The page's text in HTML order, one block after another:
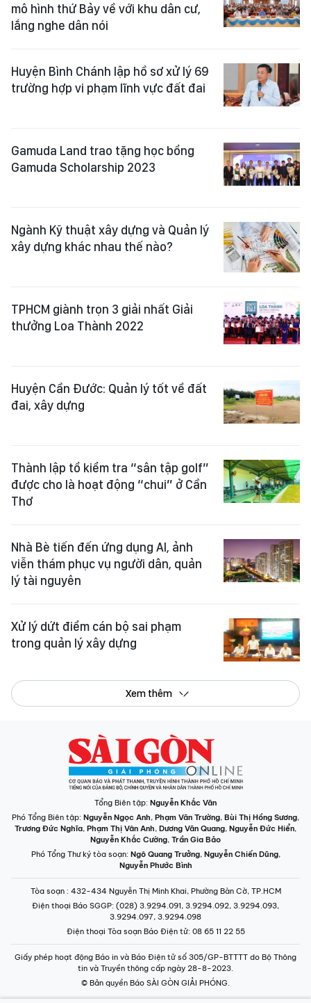
mô hình thứ Bảy về với khu dân cư,
lắng nghe dân nói
Huyện Bình Chánh lập hồ sơ xử lý 69
trường hợp vi phạm lĩnh vực đất đai
Gamuda Land trao tặng học bổng
Gamuda Scholarship 2023
Ngành Kỹ thuật xây dựng và Quản lý
xây dựng khác nhau thế nào?
TPHCM giành trọn 3 giải nhất Giải
thưởng Loa Thành 2022
Huyện Cần Đước: Quản lý tốt về đất
đai, xây dựng
Thành lập tổ kiểm tra “sân tập golf”
được cho là hoạt động “chui” ở Cần
Thơ
Nhà Bè tiến đến ứng dụng AI, ảnh
viễn thám phục vụ người dân, quản
lý tài nguyên
Xử lý dứt điểm cán bộ sai phạm
trong quản lý xây dựng
Xem thêm
Tổng Biên tập: Nguyễn Khắc Văn
Phó Tổng Biên tập: Nguyễn Ngọc Anh, Phạm Văn Trường, Bùi Thị Hồng Sương,
Trương Đức Nghĩa, Phạm Thị Vân Anh, Dương Văn Quang, Nguyễn Đức Hiển,
Nguyễn Khắc Cường, Trần Gia Bảo
Phó Tổng Thư ký tòa soạn: Ngô Quang Trưởng, Nguyễn Chiến Dũng,
Nguyễn Phước Bình
Tòa soạn : 432-434 Nguyễn Thị Minh Khai, Phường Bàn Cờ, TP.HCM
Điện thoại Báo SGGP: (028) 3.9294.091, 3.9294.092, 3.9294.093,
3.9294.097, 3.9294.098
Điện thoại Tòa soạn Báo Điện tử: 08 65 11 22 55
Giấy phép hoạt động Báo in và Báo Điện tử số 305/GP-BTTTT do Bộ Thông
tin và Truyền thông cấp ngày 28-8-2023.
© Bản quyền Báo SÀI GÒN GIẢI PHÓNG.